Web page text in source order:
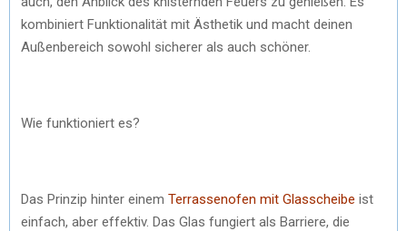
kombiniert Funktionalität mit Ästhetik und macht deinen
Außenbereich sowohl sicherer als auch schöner.
Wie funktioniert es?
Das Prinzip hinter einem Terrassenofen mit Glasscheibe ist
einfach, aber effektiv. Das Glas fungiert als Barriere, die